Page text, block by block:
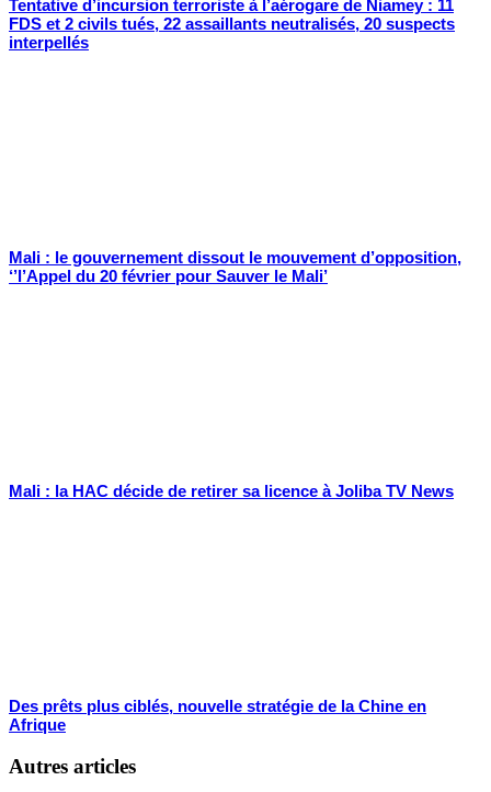
Tentative d’incursion terroriste à l’aérogare de Niamey : 11
FDS et 2 civils tués, 22 assaillants neutralisés, 20 suspects
interpellés
Mali : le gouvernement dissout le mouvement d’opposition,
‘’l’Appel du 20 février pour Sauver le Mali’
Mali : la HAC décide de retirer sa licence à Joliba TV News
Des prêts plus ciblés, nouvelle stratégie de la Chine en
Afrique
Autres articles